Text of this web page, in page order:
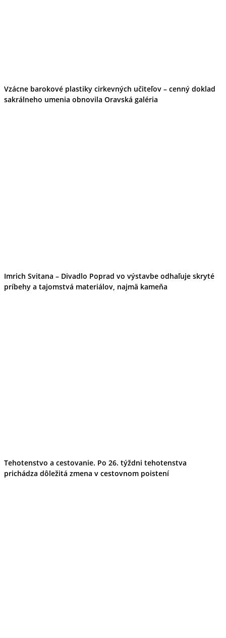
Vzácne barokové plastiky cirkevných učiteľov – cenný doklad
sakrálneho umenia obnovila Oravská galéria
Imrich Svitana – Divadlo Poprad vo výstavbe odhaľuje skryté
príbehy a tajomstvá materiálov, najmä kameňa
Tehotenstvo a cestovanie. Po 26. týždni tehotenstva
prichádza dôležitá zmena v cestovnom poistení